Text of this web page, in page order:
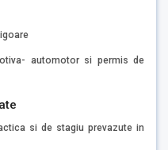
automotor si permis de
si de stagiu prevazute in